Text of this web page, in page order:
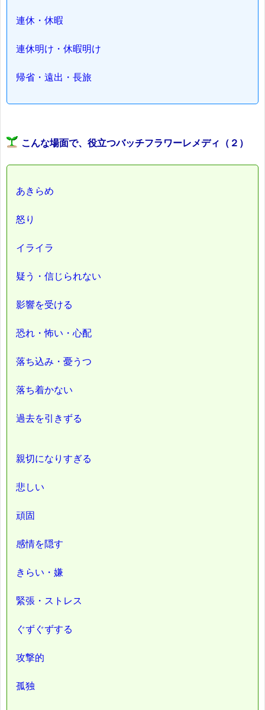
連休・休暇
連休明け・休暇明け
帰省・遠出・長旅
こんな場面で、役立つバッチフラワーレメディ（２）
あきらめ
怒り
イライラ
疑う・信じられない
影響を受ける
恐れ・怖い・心配
落ち込み・憂うつ
落ち着かない
過去を引きずる
親切になりすぎる
悲しい
頑固
感情を隠す
きらい・嫌
緊張・ストレス
ぐずぐずする
攻撃的
孤独